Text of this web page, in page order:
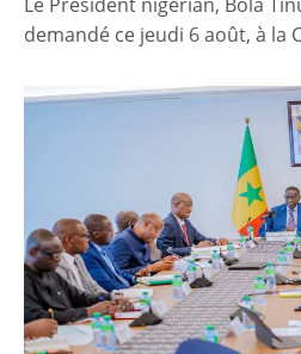
demandé ce jeudi 6 août, à la